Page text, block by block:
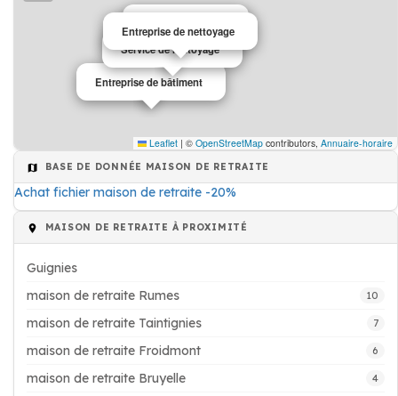
Entreprise de bâtiment
Service de nettoyage
Entreprise de nettoyage
Leaflet | © OpenStreetMap contributors, Annuaire-horaire
BASE DE DONNÉE MAISON DE RETRAITE
Achat fichier maison de retraite -20%
MAISON DE RETRAITE À PROXIMITÉ
Guignies
maison de retraite Rumes
10
maison de retraite Taintignies 7
maison de retraite Froidmont 6
maison de retraite Bruyelle 4